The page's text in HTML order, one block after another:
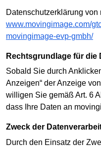
Datenschutzerklärung von
www.movingimage.com/
movingimage-evp-gmbh/
Rechtsgrundlage für
Sobald Sie durch
Anzeigen“ der Anzeige
willigen Sie gemäß Art. 6
dass Ihre Daten an
Zweck der
Durch den Einsatz der